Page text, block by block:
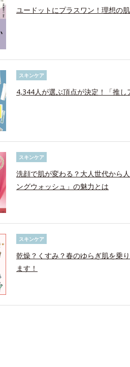
ユードットにプラスワン！理想の
スキンケア
4,344人が選ぶ頂点が決定！「推
スキンケア
洗顔で肌が変わる？大人世代から
ングウォッシュ」の魅力とは
スキンケア
乾燥？くすみ？春のゆらぎ肌を乗
ます！